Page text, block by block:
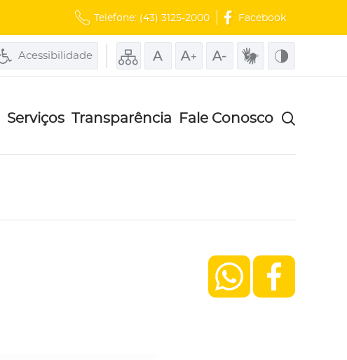
Telefone: (43) 3125-2000 Facebook
Acessibilidade
Serviços Transparência Fale Conosco